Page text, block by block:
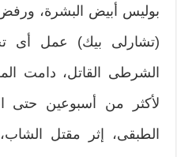
بوليس أبيض البشرة،
(تشارلى بيك) عمل
الشرطى القاتل، دامت
لأكثر من أسبوعين حتى
الطبقى، إثر مقتل